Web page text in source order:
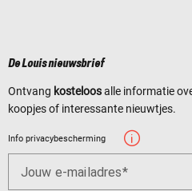
De Louis nieuwsbrief
Ontvang kosteloosalle informatie
koopjes of interessante nieuwtjes.
Info privacybescherming
Jouw e-mailadres